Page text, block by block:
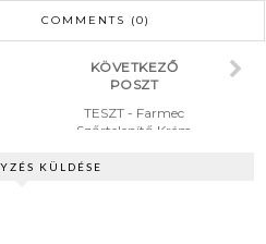
COMMENTS (0)
KÖVETKEZŐ
POSZT
TESZT - Farmec
Szőrtelenítő Krém
KÜLDÉSE